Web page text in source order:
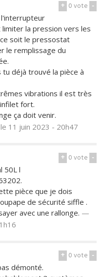
+ 0vote -
la pression vers les
soit le pressostat
le remplissage du
déjà trouvé la pièce à
vibrations il est très
fort.
ça doit venir.
le 11 juin 2023 - 20h47
+ 0vote -
50L l
pièce que je dois
de sécurité siffle .
avec une rallonge. —
+ 0vote -
démonté.